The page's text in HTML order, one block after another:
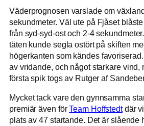
Väderprognosen varslade om
sekundmeter. Väl ute på Fjåset
från syd-syd-ost och 2-4
täten kunde segla ostört på skiften
högerkanten som kändes
av vridande, och något starkare vind,
första spik togs av Rutger af
Mycket tack vare den gynnsamma
premiär även förTeam Hoffstedtdär
plats av 47 startande. Det är slående